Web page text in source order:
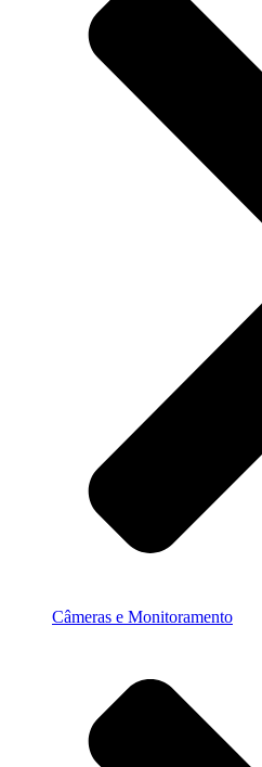
Câmeras e Monitoramento